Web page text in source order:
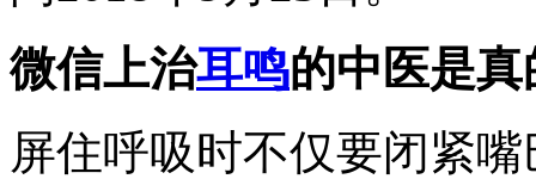
微信上治耳鸣的中医是真
屏住呼吸时不仅要闭紧